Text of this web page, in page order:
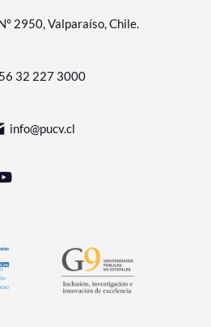
2950, Valparaíso, Chile.
56 32 227 3000
info@pucv.cl